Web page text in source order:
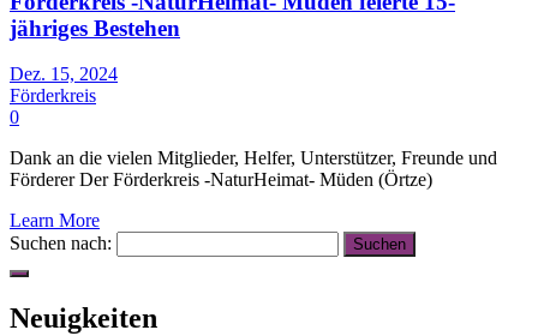
jähriges Bestehen
Dez. 15, 2024
Förderkreis
0
Dank an die vielen Mitglieder, Helfer, Unterstützer, Freunde und
Förderer Der Förderkreis -NaturHeimat- Müden (Örtze)
Learn More
Suchen nach:
Neuigkeiten